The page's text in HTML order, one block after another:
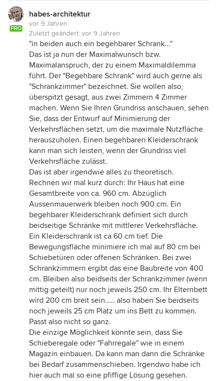
PRO
habes-architektur
vor 9 Jahren
Zuletzt geändert: vor 9 Jahren
"in beiden auch ein begehbarer Schrank..."
Das ist ja nun der Maximalwunsch bzw.
Maximalanspruch, der zu einem Maximaldilemma
führt. Der "Begehbare Schrank" wird auch gerne als
"Schrankzimmer" bezeichnet. Sie wollen also,
überspitzt gesagt, aus zwei Zimmern 4 Zimmer
machen. Wenn Sie Ihren Grundriss anschauen, sehen
Sie, dass der Entwurf auf Minimierung der
Verkehrsflächen setzt, um die maximale Nutzfläche
herauszuholen. Einen begehbaren Kleiderschrank
kann man sich leisten, wenn der Grundriss viel
Verkehrsfläche zulässt.
Das ist aber irgendwie alles zu theoretisch.
Rechnen wir mal kurz durch: Ihr Haus hat eine
Gesamtbreite von ca. 960 cm. Abzüglich
Aussenmauerwerk bleiben noch 900 cm. Ein
begehbarer Kleiderschrank definiert sich durch
beidseitige Schränke mit mittlerer Verkehrsfläche.
Ein Kleiderschrank ist ca 60 cm tief. Die
Bewegungsfläche minimiere ich mal auf 80 cm bei
Schiebetüren oder offenen Schränken. Bei zwei
Schrankzimmern ergibt das eine Baubreite von 400
cm. Bleiben also beidseits der Schrankzimmer (wenn
mittig geteilt) nur noch jeweils 250 cm. Ihr Elternbett
wird 200 cm breit sein..... also haben Sie beidseits
noch jeweils 25 cm Platz um ins Bett zu kommen.
Passt also nicht so ganz.
Die einzige Möglichkeit könnte sein, dass Sie
Schieberegale oder "Fahrregale" wie in einem
Magazin einbauen. Da kann man dann die Schränke
bei Bedarf zusammenschieben. Irgendwo habe ich
hier auch mal so eine pfiffige Lösung gesehen.